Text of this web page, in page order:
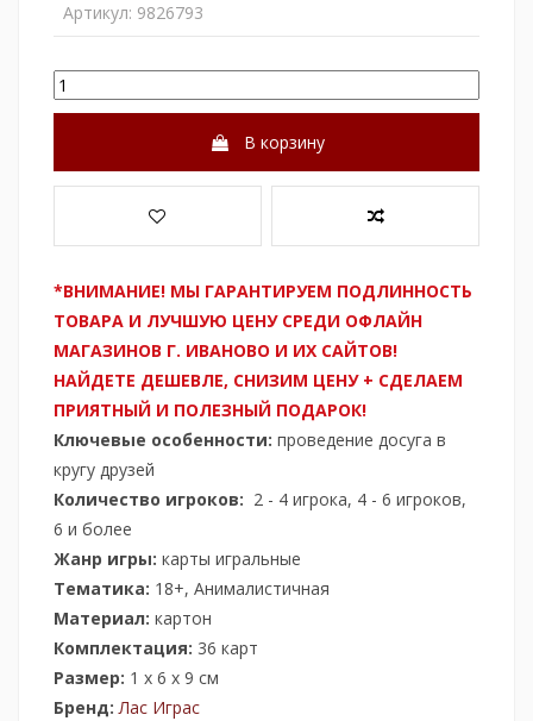
Артикул: 9826793
В корзину
*ВНИМАНИЕ! МЫ ГАРАНТИРУЕМ ПОДЛИННОСТЬ
ТОВАРА И ЛУЧШУЮ ЦЕНУ СРЕДИ ОФЛАЙН
МАГАЗИНОВ Г. ИВАНОВО И ИХ САЙТОВ!
НАЙДЕТЕ ДЕШЕВЛЕ, СНИЗИМ ЦЕНУ + СДЕЛАЕМ
ПРИЯТНЫЙ И ПОЛЕЗНЫЙ ПОДАРОК!
Ключевые особенности: проведение досуга в
кругу друзей
Количество игроков: 2 - 4 игрока, 4 - 6 игроков,
6 и более
Жанр игры: карты игральные
Тематика: 18+, Анималистичная
Материал: картон
Комплектация: 36 карт
Размер: 1 х 6 х 9 см
Бренд: Лас Играс